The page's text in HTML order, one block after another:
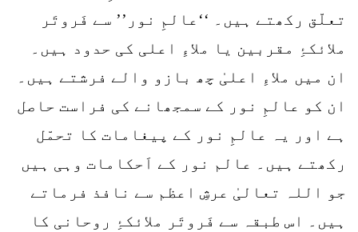
تعلّق رکھتے ہیں۔ ‘‘عالمِ نور’’ سے فَروتَر
ملائکۂِ مقربین یا ملاءِ اعلی کی حدود ہیں۔
ان میں ملاءِ اعلیٰ چھ بازو والے فرشتے ہیں۔
ان کو عالمِ نور کے سمجھانے کی فراست حاصل
ہے اور یہ عالمِ نور کے پیغامات کا تحمّل
رکھتے ہیں۔ عالم نور کے اَحکامات وہی ہیں
جو اللہ تعالیٰ عرشِ اعظم سے نافذ فرماتے
ہیں۔ اس طبقہ سے فَروتَر ملائکۂِ روحانی کا